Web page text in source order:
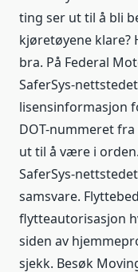
ting ser ut til å bli
kjøretøyene klare?
bra. På Federal
SaferSys-
lisensinformasjon
DOT-nummeret
ut til å være i
SaferSys-
samsvare.
flytteautorisasjon
siden av
sjekk. Besøk